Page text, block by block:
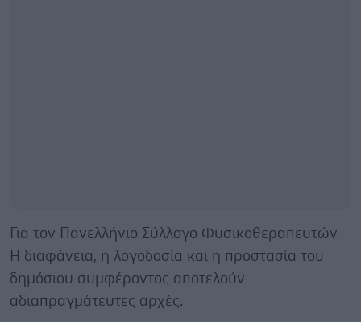
Για τον Πανελλήνιο Σύλλογο Φυσικοθεραπευτών
Η διαφάνεια, η λογοδοσία και η προστασία του
δημόσιου συμφέροντος αποτελούν
αδιαπραγμάτευτες αρχές.